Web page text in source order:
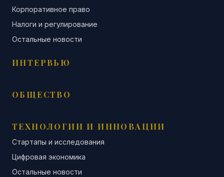
Корпоративное право
Налоги и регулирование
Остальные новости
ИНТЕРВЬЮ
ОБЩЕСТВО
ТЕХНОЛОГИИ И ИННОВАЦИИ
Стартапы и исследования
Цифровая экономика
Остальные новости